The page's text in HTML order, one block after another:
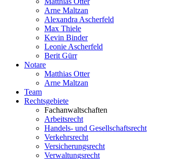
Arne Maltzan
Alexandra Ascherfeld
Max Thiele
Kevin Binder
Leonie Ascherfeld
Berit Gürr
Notare
Matthias Otter
Arne Maltzan
Team
Rechtsgebiete
Fachanwaltschaften
Arbeitsrecht
Handels- und Gesellschaftsrecht
Verkehrsrecht
Versicherungsrecht
Verwaltungsrecht